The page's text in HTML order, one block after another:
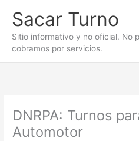
contenido
Sacar Turno
Sitio informativo y no oficial. No
cobramos por servicios.
DNRPA: Turnos
Automotor